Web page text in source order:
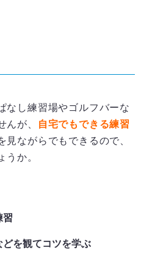
なし練習場やゴルフバーな
んが、
自宅でもできる練習
見ながらでもできるので、
うか。
習
を観てコツを学ぶ